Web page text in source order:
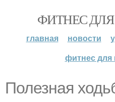
ФИТНЕС
главная новости
фитнес для
Полезная